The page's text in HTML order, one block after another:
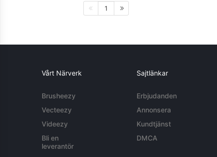
1
Vårt Närverk
Brusheezy
Vecteezy
Videezy
Bli en
leverantör
Sajtlänkar
Erbjudanden
Annonsera
Kundtjänst
DMCA